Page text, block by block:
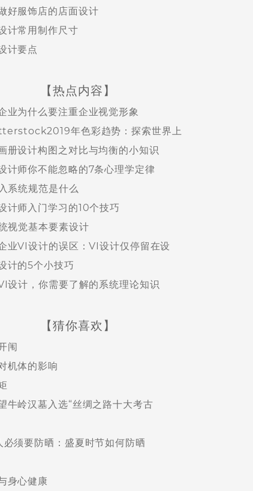
好服饰店的店面设计
计常用制作尺寸
计要点
【热点内容】
业为什么要注重企业视觉形象
年色彩趋势：探索世界上
册设计构图之对比与均衡的小知识
计师你不能忽略的7条心理学定律
系统规范是什么
计师入门学习的10个技巧
视觉基本要素设计
业VI设计的误区：VI设计仅停留在设
计的5个小技巧
设计，你需要了解的系统理论知识
【猜你喜欢】
闱
机体的影响
牛岭汉墓入选“丝绸之路十大考古
必须要防晒：盛夏时节如何防晒
身心健康